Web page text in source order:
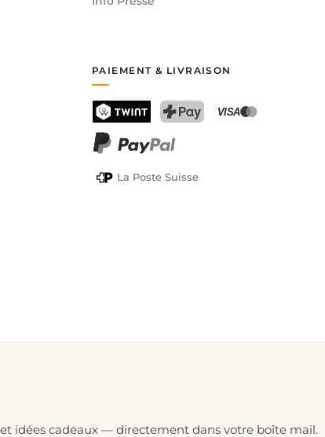
PAIEMENT & LIVRAISON
TWINT
La Poste Suisse
et idées cadeaux — directement dans votre boîte mail.